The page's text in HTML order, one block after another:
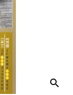
search